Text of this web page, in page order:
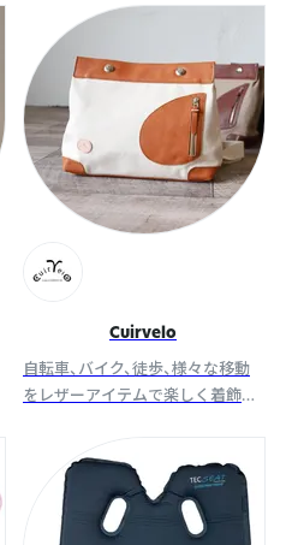
ユニコは日本総代理店です。
Cuirvelo
自転車、バイク、徒歩、様々な移動
をレザーアイテムで楽しく着飾る